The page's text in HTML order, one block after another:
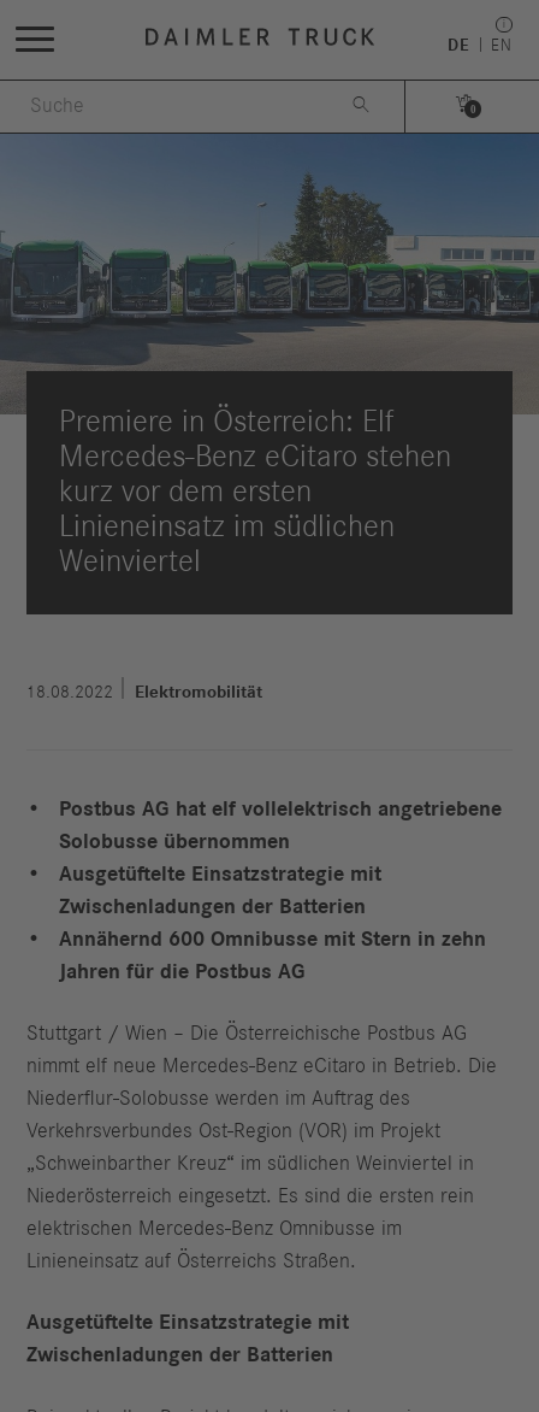
DE EN
 
0
Premiere in Österreich: Elf
Mercedes-Benz eCitaro stehen
kurz vor dem ersten
Linieneinsatz im südlichen
Weinviertel
18.08.2022 Elektromobilität
Postbus AG hat elf vollelektrisch angetriebene
Solobusse übernommen
Ausgetüftelte Einsatzstrategie mit
Zwischenladungen der Batterien
Annähernd 600 Omnibusse mit Stern in zehn
Jahren für die Postbus AG
Stuttgart / Wien – Die Österreichische Postbus AG
nimmt elf neue Mercedes‑Benz eCitaro in Betrieb. Die
Niederflur-Solobusse werden im Auftrag des
Verkehrsverbundes Ost-Region (VOR) im Projekt
„Schweinbarther Kreuz“ im südlichen Weinviertel in
Niederösterreich eingesetzt. Es sind die ersten rein
elektrischen Mercedes-Benz Omnibusse im
Linieneinsatz auf Österreichs Straßen.
Ausgetüftelte Einsatzstrategie mit
Zwischenladungen der Batterien